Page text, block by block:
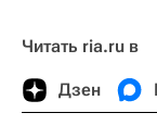
Читать ria.ru в
Дзен